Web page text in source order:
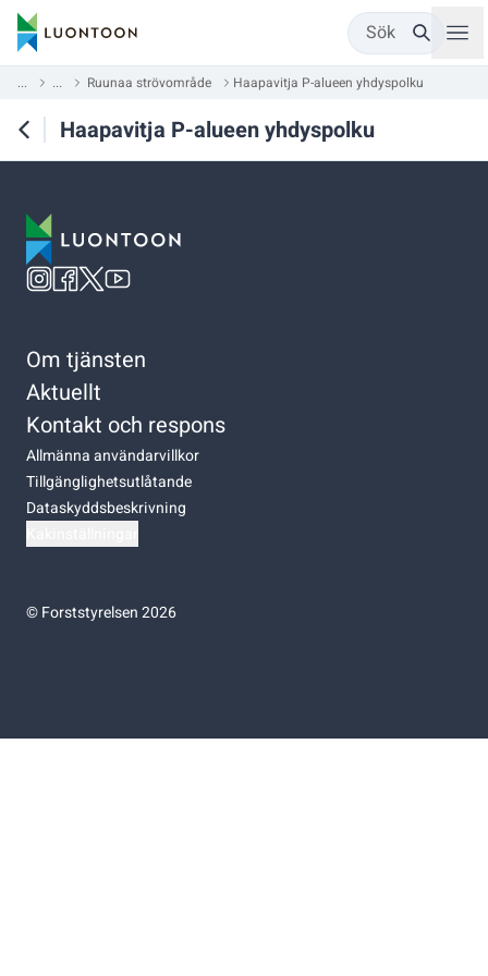
Sök
... ... Ruunaa strövområde Haapavitja P-alueen yhdyspolku
Haapavitja P-alueen yhdyspolku
Om tjänsten
Aktuellt
Kontakt och respons
Allmänna användarvillkor
Tillgänglighetsutlåtande
Dataskyddsbeskrivning
©Forststyrelsen 2026